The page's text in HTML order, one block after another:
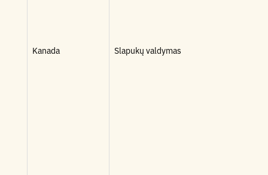
Kanada Slapukų valdymas